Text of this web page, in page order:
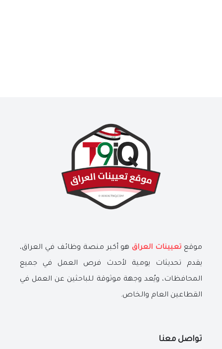
موقع تعيينات العراق هو أكبر منصة وظائف في العراق،
يقدم تحديثات يومية لأحدث فرص العمل في جميع
المحافظات، ويُعد وجهة موثوقة للباحثين عن العمل في
القطاعين العام والخاص.
تواصل معنا